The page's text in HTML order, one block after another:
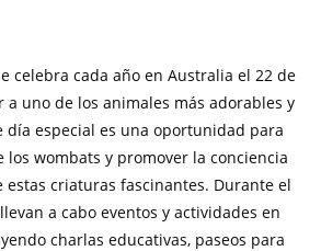
celebra cada año en Australia el 22 de
uno de los animales más adorables y
día especial es una oportunidad para
los wombats y promover la conciencia
estas criaturas fascinantes. Durante el
a cabo eventos y actividades en
charlas educativas, paseos para